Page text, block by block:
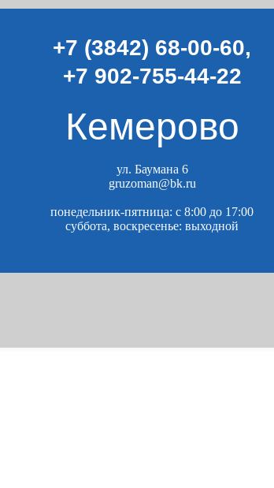
+7 (3842) 68-00-60,
+7 902-755-44-22
Кемерово
ул. Баумана 6
gruzoman@bk.ru
понедельник-пятница: c 8:00 до 17:00
суббота, воскресенье: выходной